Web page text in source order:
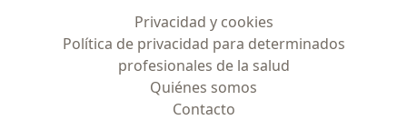
Privacidad y cookies
Política de privacidad para determinados
profesionales de la salud
Quiénes somos
Contacto